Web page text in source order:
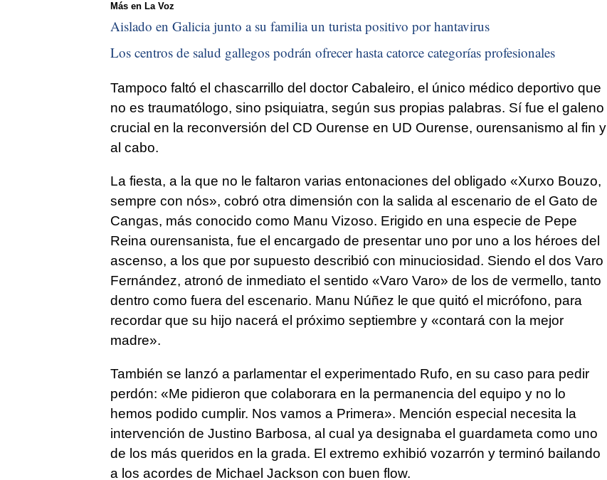
Más en La Voz
Aislado en Galicia junto a su familia un turista positivo por hantavirus
Los centros de salud gallegos podrán ofrecer hasta catorce categorías profesionales
Tampoco faltó el chascarrillo del doctor Cabaleiro, el único médico deportivo que
no es traumatólogo, sino psiquiatra, según sus propias palabras. Sí fue el galeno
crucial en la reconversión del CD Ourense en UD Ourense, ourensanismo al fin y
al cabo.
La fiesta, a la que no le faltaron varias entonaciones del obligado «Xurxo Bouzo,
sempre con nós», cobró otra dimensión con la salida al escenario de el Gato de
Cangas, más conocido como Manu Vizoso. Erigido en una especie de Pepe
Reina ourensanista, fue el encargado de presentar uno por uno a los héroes del
ascenso, a los que por supuesto describió con minuciosidad. Siendo el dos Varo
Fernández, atronó de inmediato el sentido «Varo Varo» de los de vermello, tanto
dentro como fuera del escenario. Manu Núñez le que quitó el micrófono, para
recordar que su hijo nacerá el próximo septiembre y «contará con la mejor
madre».
También se lanzó a parlamentar el experimentado Rufo, en su caso para pedir
perdón: «Me pidieron que colaborara en la permanencia del equipo y no lo
hemos podido cumplir. Nos vamos a Primera». Mención especial necesita la
intervención de Justino Barbosa, al cual ya designaba el guardameta como uno
de los más queridos en la grada. El extremo exhibió vozarrón y terminó bailando
a los acordes de Michael Jackson con buen flow.